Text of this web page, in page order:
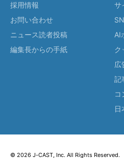
採用情報
お問い合わせ
ニュース読者投稿
編集長からの手紙
サ
AI
ク
広
記
コ
日
© 2026 J-CAST, Inc. All Rights Reserved.